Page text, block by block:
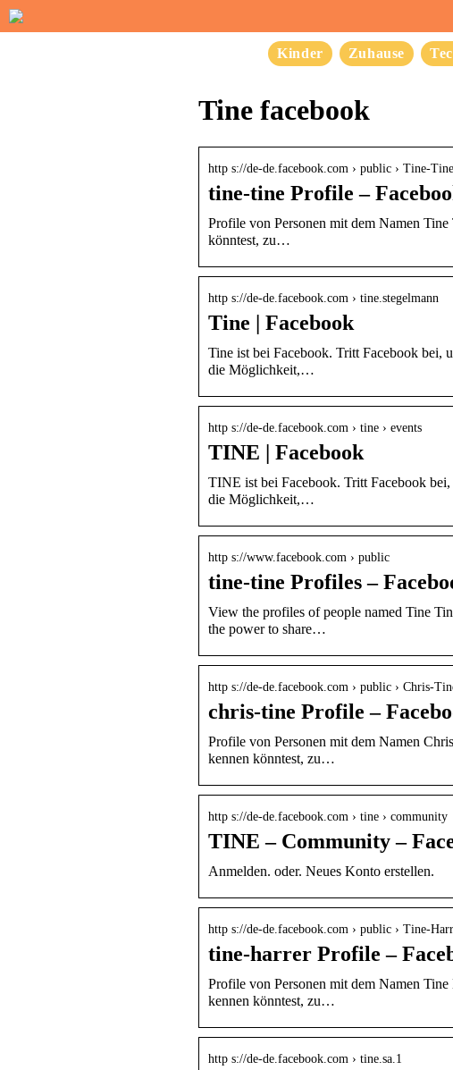
Kinder Zuhause
Tine facebook
http s://de-de.facebook.com › public › Tine-Tine
tine-tine Profile –
Profile von Personen mit dem Namen
könntest, zu…
http s://de-de.facebook.com › tine.stegelmann
Tine | Facebook
Tine ist bei Facebook. Tritt Facebook bei,
die Möglichkeit,…
http s://de-de.facebook.com › tine › events
TINE | Facebook
TINE ist bei Facebook. Tritt Facebook
die Möglichkeit,…
http s://www.facebook.com › public
tine-tine Profiles –
View the profiles of people named Tine
the power to share…
http s://de-de.facebook.com › public › Chris-
chris-tine Profile –
Profile von Personen mit dem Namen
kennen könntest, zu…
http s://de-de.facebook.com › tine › community
TINE – Community –
Anmelden. oder. Neues Konto erstellen.
http s://de-de.facebook.com › public › Tine-
tine-harrer Profile –
Profile von Personen mit dem Namen
kennen könntest, zu…
http s://de-de.facebook.com › tine.sa.1